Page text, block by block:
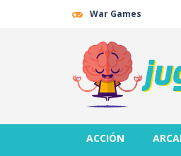
War Games
ACCIÓN